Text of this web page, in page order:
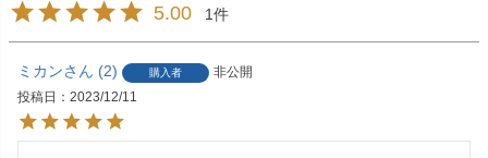
5.00 1
ミカン 2 購入者
非公開
投稿日
2023/12/11